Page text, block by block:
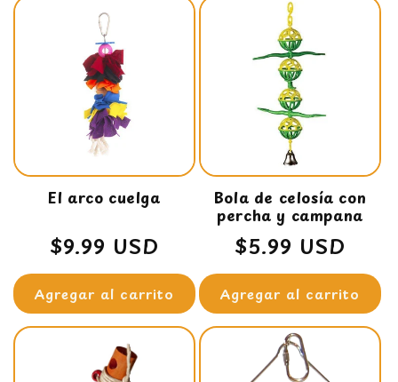
El arco cuelga
Precio
habitual
$9.99 USD
Agregar al carrito
Bola de celosía con
percha y campana
Precio
habitual
$5.99 USD
Agregar al carrito